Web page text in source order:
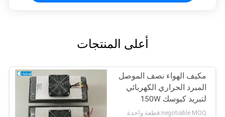
أعلى المنتجات
مكيف الهواء نصف الموصل
المبرد الحراري الكهربائي
لتبريد كيوسك 150W
48VDC
negotiable MOQ:قطعة واحدة